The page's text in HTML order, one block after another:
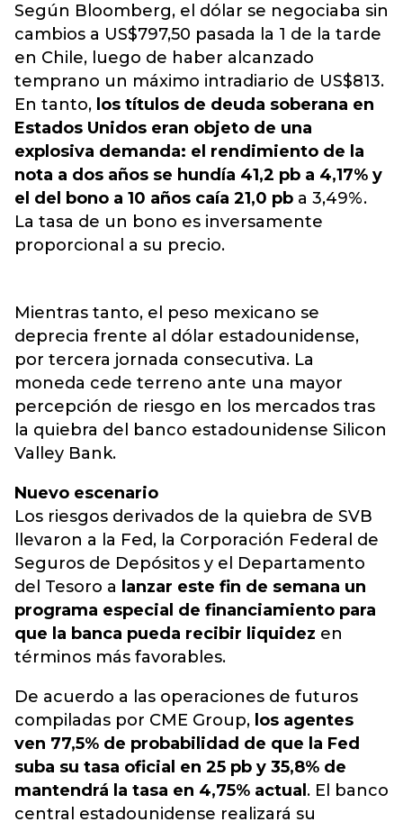
Según Bloomberg, el dólar se negociaba sin
cambios a US$797,50 pasada la 1 de la tarde
en Chile, luego de haber alcanzado
temprano un máximo intradiario de US$813.
En tanto, los títulos de deuda soberana en
Estados Unidos eran objeto de una
explosiva demanda: el rendimiento de la
nota a dos años se hundía 41,2 pb a 4,17% y
el del bono a 10 años caía 21,0 pb a 3,49%.
La tasa de un bono es inversamente
proporcional a su precio.
Mientras tanto, el peso mexicano se
deprecia frente al dólar estadounidense,
por tercera jornada consecutiva. La
moneda cede terreno ante una mayor
percepción de riesgo en los mercados tras
la quiebra del banco estadounidense Silicon
Valley Bank.
Nuevo escenario
Los riesgos derivados de la quiebra de SVB
llevaron a la Fed, la Corporación Federal de
Seguros de Depósitos y el Departamento
del Tesoro a lanzar este fin de semana un
programa especial de financiamiento para
que la banca pueda recibir liquidez en
términos más favorables.
De acuerdo a las operaciones de futuros
compiladas por CME Group, los agentes
ven 77,5% de probabilidad de que la Fed
suba su tasa oficial en 25 pb y 35,8% de
mantendrá la tasa en 4,75% actual . El banco
central estadounidense realizará su